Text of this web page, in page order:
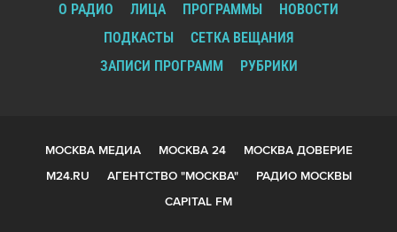
О РАДИО ЛИЦА ПРОГРАММЫ
НОВОСТИ
ПОДКАСТЫ
СЕТКА ВЕЩАНИЯ
ЗАПИСИ ПРОГРАММ
РУБРИКИ
МОСКВА МЕДИА МОСКВА 24
МОСКВА ДОВЕРИЕ
М24.RU
АГЕНТСТВО "МОСКВА"
РАДИО МОСКВЫ
CAPITAL FM